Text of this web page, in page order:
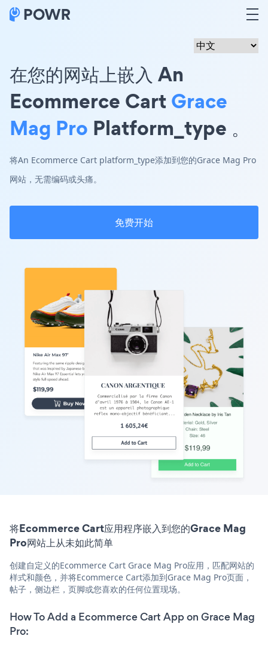
在您的网站上嵌入 An
Ecommerce CartGrace
Mag Pro Platform_type 。
将An Ecommerce Cart platform_type添加到您的Grace Mag Pro
网站，无需编码或头痛。
免费开始
将Ecommerce Cart应用程序嵌入到您的Grace Mag
Pro网站上从未如此简单
创建自定义的Ecommerce Cart Grace Mag Pro应用，匹配网站的
样式和颜色，并将Ecommerce Cart添加到Grace Mag Pro页面，
帖子，侧边栏，页脚或您喜欢的任何位置现场。
How To Add a Ecommerce Cart App on Grace Mag
Pro: